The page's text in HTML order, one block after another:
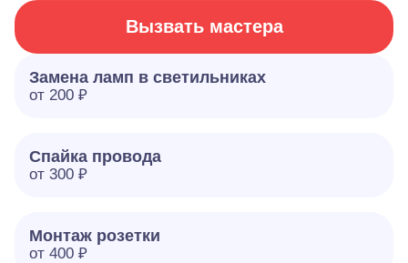
Вызвать мастера
Замена ламп в светильниках
от 200 ₽
Спайка провода
от 300 ₽
Монтаж розетки
от 400 ₽